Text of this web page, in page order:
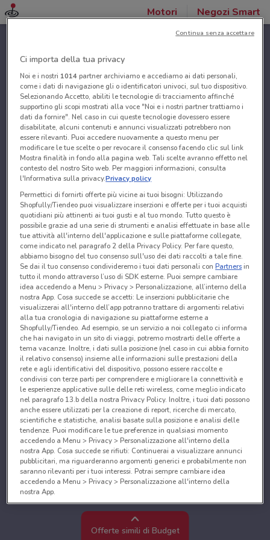
Motori Negozi Smart
Offerte simili di Budget
Ci importa della tua privacy
Noi e i nostri 1014partner archiviamo e accediamo ai dati personali,
come i dati di navigazione gli o identificatori univoci, sul tuo dispositivo.
Selezionando Accetto, abiliti le tecnologie di tracciamento affinché
supportino gli scopi mostrati alla voce "Noi e i nostri partner trattiamo i
dati da fornire". Nel caso in cui queste tecnologie dovessero essere
disabilitate, alcuni contenuti e annunci visualizzati potrebbero non
essere rilevanti. Puoi accedere nuovamente a questo menu per
modificare le tue scelte o per revocare il consenso facendo clic sul link
Mostra finalità in fondo alla pagina web. Tali scelte avranno effetto nel
contesto del nostro Sito web. Per maggiori informazioni, consulta
l'Informativa sulla privacy.Privacy policy
Permettici di fornirti offerte più vicine ai tuoi bisogni: Utilizzando
Shopfully/Tiendeo puoi visualizzare inserzioni e offerte per i tuoi acquisti
quotidiani più attinenti ai tuoi gusti e al tuo mondo. Tutto questo è
possibile grazie ad una serie di strumenti e analisi effettuate in base alle
tue attività all'interno dell'applicazione e sulle piattaforme collegate,
come indicato nel paragrafo 2 della Privacy Policy. Per fare questo,
abbiamo bisogno del tuo consenso sull'uso dei dati raccolti a tale fine.
Se dai il tuo consenso condivideremo i tuoi dati personali conPartnersin
tutto il mondo attraverso l’uso di SDK esterne. Puoi sempre cambiare
idea accedendo a Menu > Privacy > Personalizzazione, all’interno della
nostra App. Cosa succede se accetti: Le inserzioni pubblicitarie che
visualizzerai all'interno dell’app potranno trattare di argomenti relativi
alla tua cronologia di navigazione su piattaforme esterne a
Shopfully/Tiendeo. Ad esempio, se un servizio a noi collegato ci informa
che hai navigato in un sito di viaggi, potremo mostrarti delle offerte a
tema vacanze. Inoltre, i dati sulla posizione (nel caso in cui abbia fornito
il relativo consenso) insieme alle informazioni sulle prestazioni della
rete e agli identificativi del dispositivo, possono essere raccolte e
condivisi con terze parti per comprendere e migliorare la connettività e
le esperienze applicative sulle delle reti wireless, come meglio indicato
nel paragrafo 13.b della nostra Privacy Policy. Inoltre, i tuoi dati possono
anche essere utilizzati per la creazione di report, ricerche di mercato,
scientifiche e statistiche, analisi basate sulla posizione e analisi delle
tendenze. Puoi modificare le tue preferenze in qualsiasi momento
accedendo a Menu > Privacy > Personalizzazione all'interno della
nostra App. Cosa succede se rifiuti: Continuerai a visualizzare annunci
pubblicitari, ma riguarderanno argomenti generici e probabilmente non
saranno rilevanti per i tuoi interessi. Potrai sempre cambiare idea
accedendo a Menu > Privacy > Personalizzazione all'interno della
nostra App.
Noi e i nostri partner trattiamo i dati per fornire:
Utilizzare dati di geolocalizzazione precisi. Scansione attiva delle
caratteristiche del dispositivo ai fini dell’identificazione. Archiviare
Continua senza accettare